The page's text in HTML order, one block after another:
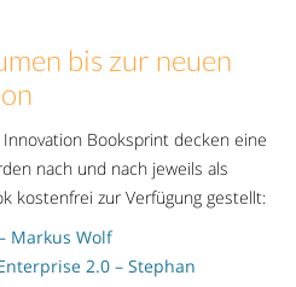
bis zur neuen
Booksprint decken eine
nach und nach jeweils als
kostenfrei zur Verfügung gestellt:
Markus Wolf
2.0 – Stephan